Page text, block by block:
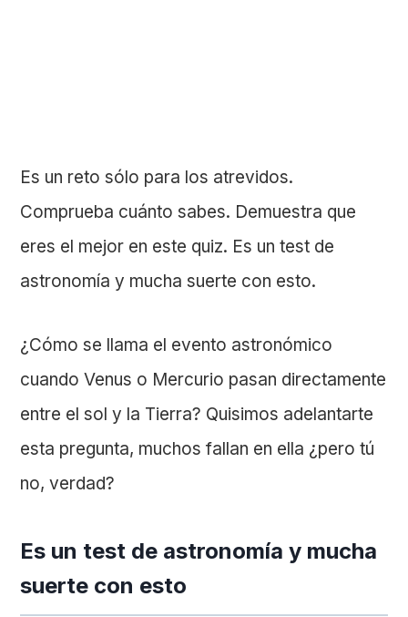
Es un reto sólo para los atrevidos.
Comprueba cuánto sabes. Demuestra que
eres el mejor en este quiz. Es un test de
astronomía y mucha suerte con esto.
¿Cómo se llama el evento astronómico
cuando Venus o Mercurio pasan directamente
entre el sol y la Tierra? Quisimos adelantarte
esta pregunta, muchos fallan en ella ¿pero tú
no, verdad?
Es un test de astronomía y mucha
suerte con esto